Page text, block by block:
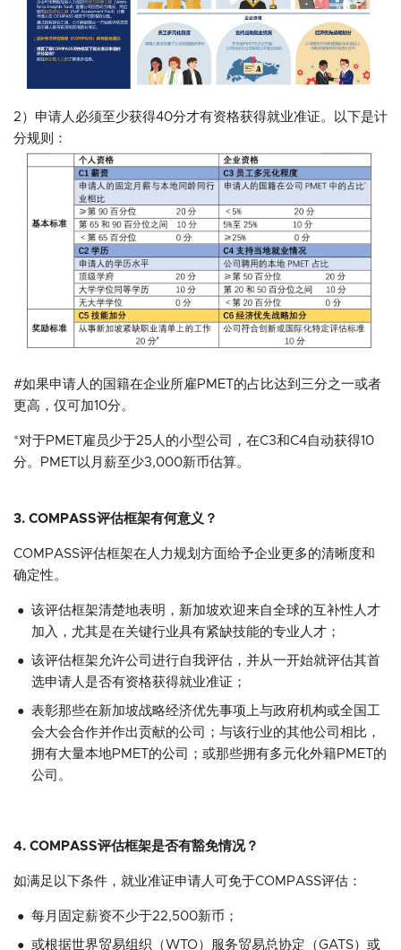
2）申请人必须至少获得40分才有资格获得就业准证。以下是计
分规则：
#如果申请人的国籍在企业所雇PMET的占比达到三分之一或者
更高，仅可加10分。
*对于PMET雇员少于25人的小型公司，在C3和C4自动获得10
分。PMET以月薪至少3,000新币估算。
3. COMPASS评估框架有何意义？
COMPASS评估框架在人力规划方面给予企业更多的清晰度和
确定性。
该评估框架清楚地表明，新加坡欢迎来自全球的互补性人才
加入，尤其是在关键行业具有紧缺技能的专业人才；
该评估框架允许公司进行自我评估，并从一开始就评估其首
选申请人是否有资格获得就业准证；
表彰那些在新加坡战略经济优先事项上与政府机构或全国工
会大会合作并作出贡献的公司；与该行业的其他公司相比，
拥有大量本地PMET的公司；或那些拥有多元化外籍PMET的
公司。
4. COMPASS评估框架是否有豁免情况？
如满足以下条件，就业准证申请人可免于COMPASS评估：
每月固定薪资不少于22,500新币；
或根据世界贸易组织（WTO）服务贸易总协定（GATS）或